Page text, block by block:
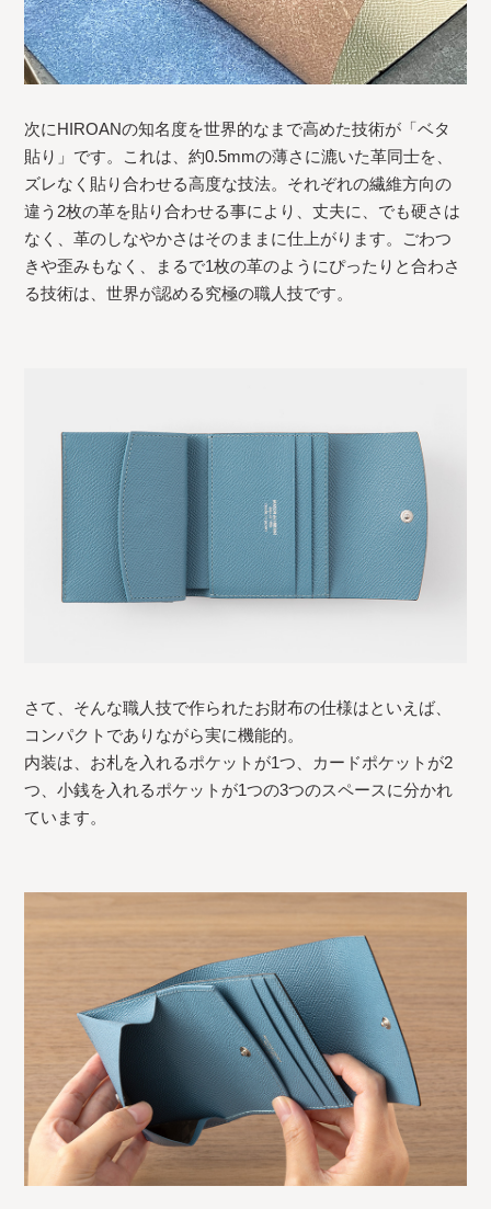
次にHIROANの知名度を世界的なまで高めた技術が「ベタ
貼り」です。これは、約0.5mmの薄さに漉いた革同士を、
ズレなく貼り合わせる高度な技法。それぞれの繊維方向の
違う2枚の革を貼り合わせる事により、丈夫に、でも硬さは
なく、革のしなやかさはそのままに仕上がります。ごわつ
きや歪みもなく、まるで1枚の革のようにぴったりと合わさ
る技術は、世界が認める究極の職人技です。
さて、そんな職人技で作られたお財布の仕様はといえば、
コンパクトでありながら実に機能的。
内装は、お札を入れるポケットが1つ、カードポケットが2
つ、小銭を入れるポケットが1つの3つのスペースに分かれ
ています。